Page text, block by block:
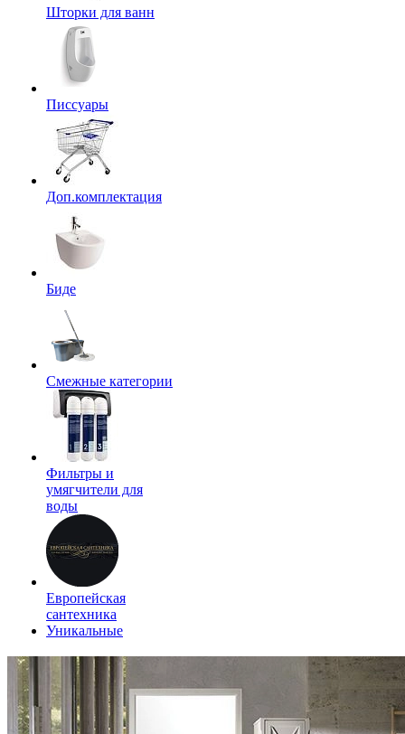
Шторки для ванн
Писсуары
Доп.комплектация
Биде
Смежные категории
Фильтры и
умягчители для
воды
Европейская
сантехника
Уникальные